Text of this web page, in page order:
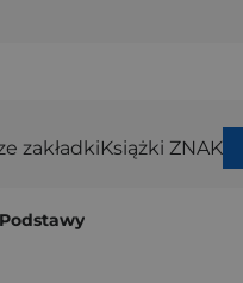
zakładkiKsiążki ZNAK